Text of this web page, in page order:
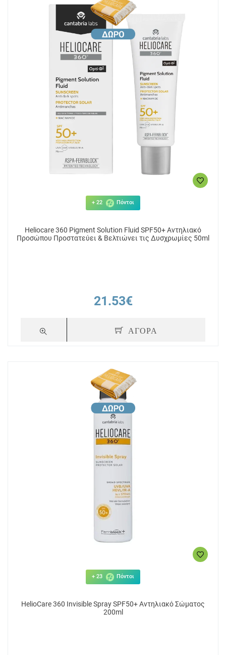
+ 22 Πόντοι
Heliocare 360 Pigment Solution Fluid SPF50+ Αντηλιακό
Προσώπου Προστατεύει & Βελτιώνει τις Δυσχρωμίες 50ml
21.53€
ΑΓΟΡΑ
+ 23 Πόντοι
HelioCare 360 Invisible Spray SPF50+ Αντηλιακό Σώματος
200ml